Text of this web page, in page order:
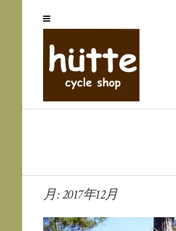
月:2017年12月